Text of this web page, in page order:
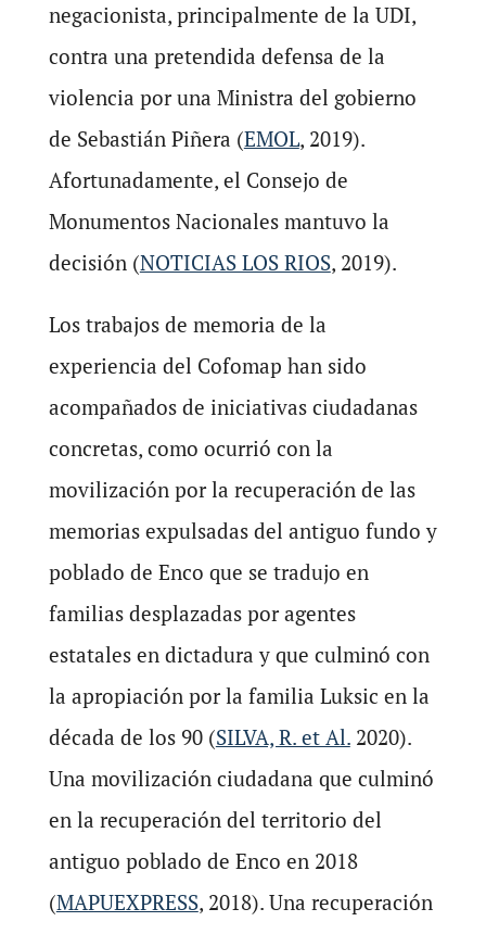
negacionista, principalmente de la UDI,
contra una pretendida defensa de la
violencia por una Ministra del gobierno
de Sebastián Piñera (EMOL, 2019).
Afortunadamente, el Consejo de
Monumentos Nacionales mantuvo la
decisión (NOTICIAS LOS RIOS, 2019).
Los trabajos de memoria de la
experiencia del Cofomap han sido
acompañados de iniciativas ciudadanas
concretas, como ocurrió con la
movilización por la recuperación de las
memorias expulsadas del antiguo fundo y
poblado de Enco que se tradujo en
familias desplazadas por agentes
estatales en dictadura y que culminó con
la apropiación por la familia Luksic en la
década de los 90 (SILVA, R. et Al.2020).
Una movilización ciudadana que culminó
en la recuperación del territorio del
antiguo poblado de Enco en 2018
(MAPUEXPRESS, 2018). Una recuperación